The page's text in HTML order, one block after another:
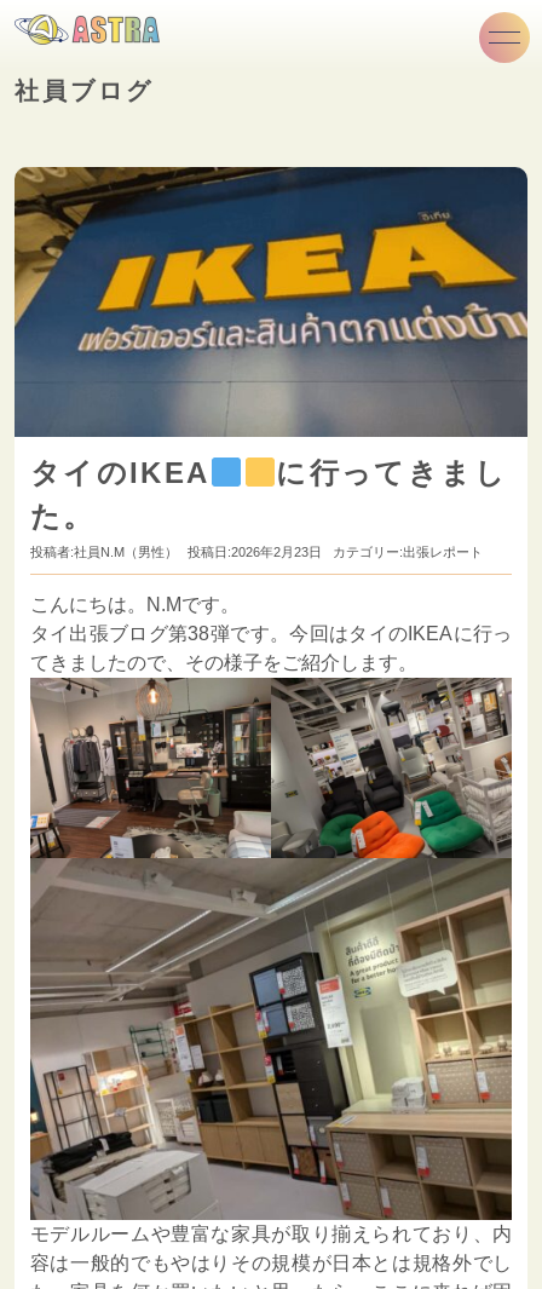
社員ブログ
タイのIKEA
に行ってきまし
た。
投稿者:社員N.M（男性） 投稿日:2026年2月23日 カテゴリー:出張レポート
こんにちは。N.Mです。
タイ出張ブログ第38弾です。今回はタイのIKEAに行っ
てきましたので、その様子をご紹介します。
モデルルームや豊富な家具が取り揃えられており、内
容は一般的でもやはりその規模が日本とは規格外でし